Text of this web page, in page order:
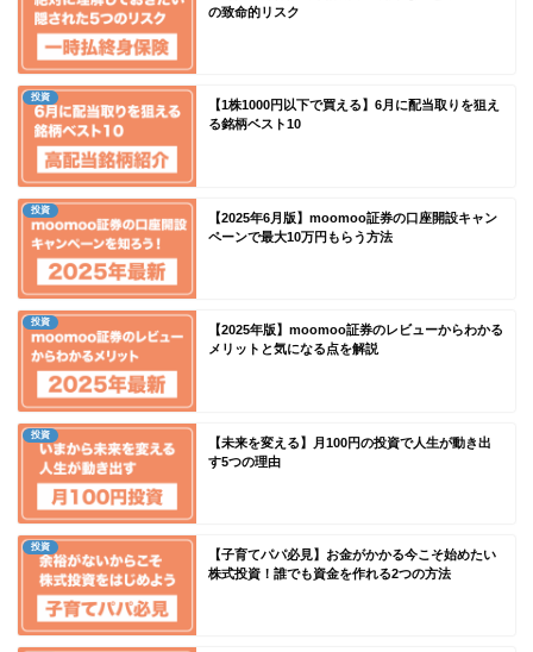
の致命的リスク
投資
【1株1000円以下で買える】6月に配当取りを狙え
る銘柄ベスト10
投資
【2025年6月版】moomoo証券の口座開設キャン
ペーンで最大10万円もらう方法
投資
【2025年版】moomoo証券のレビューからわかる
メリットと気になる点を解説
投資
【未来を変える】月100円の投資で人生が動き出
す5つの理由
投資
【子育てパパ必見】お金がかかる今こそ始めたい
株式投資！誰でも資金を作れる2つの方法